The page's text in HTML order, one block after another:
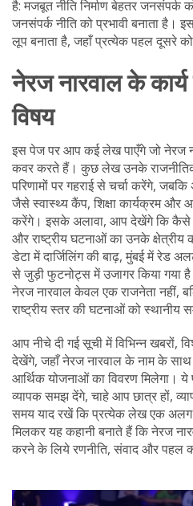
है: मजबूत नीति निर्माण बेहतर
जनसंपर्क नीति को प्रभावी बनाता है।
लूप बनाता है, जहाँ प्रत्येक पहल दूसरे
नेरज नारवाल के
विषय
इस पेज पर आप कई लेख पाएँगे जो नेरज
कवर करते हैं। कुछ लेख उनके
परिणामों पर गहराई से चर्चा करेंगे,
जैसे स्वास्थ्य कैंप, शिक्षा कार्यक्रम
करेंगे। इसके अलावा, आप देखेंगे कि कैसे
और राष्ट्रीय घटनाओं का उनके क्षेत्रीय
डेटा में दार्जिलिंग की बाढ़, मुंबई में रेड
से जुड़ी फुटनोट्स में उजागर किया गया
नेरज नारवाल केवल एक राजनेता नहीं,
राष्ट्रीय स्तर की घटनाओं को स्थानीय
आप नीचे दी गई सूची में विभिन्न खबरों,
देखेंगे, जहाँ नेरज नारवाल के नाम के साथ
आर्थिक योजनाओं का विवरण मिलेगा। ये
व्यापक समझ देंगे, चाहे आप छात्र हों,
समय याद रखें कि प्रत्येक लेख एक अलग
मिलकर यह कहानी बनाते हैं कि नेरज
करने के लिये रणनीति, संवाद और पहल